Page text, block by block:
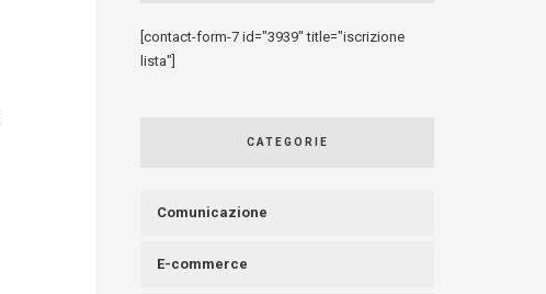
[contact-form-7 id="3939" title="iscrizione
lista"]
CATEGORIE
Comunicazione
E-commerce